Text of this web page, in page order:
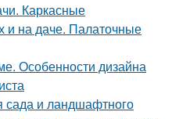
Каркасные
и на даче. Палаточные
Особенности дизайна
сада и ландшафтного